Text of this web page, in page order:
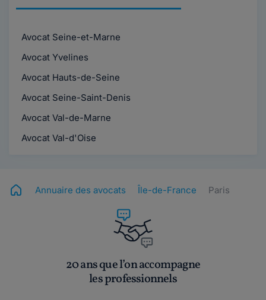
Avocat Seine-et-Marne
Avocat Yvelines
Avocat Hauts-de-Seine
Avocat Seine-Saint-Denis
Avocat Val-de-Marne
Avocat Val-d'Oise
Annuaire des avocats Île-de-France Paris
20 ans que l’on accompagne
les professionnels